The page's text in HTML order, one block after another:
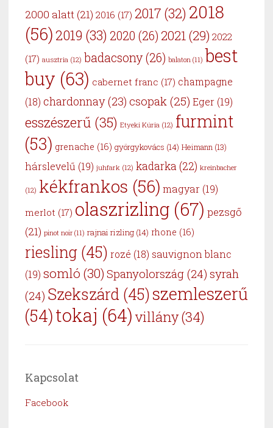
2000 alatt (21) 2016 (17) 2017 (32) 2018
(56)2019 (33) 2020 (26) 2021(29) 2022
(17) ausztria (12) badacsony (26) balaton (11) best
buy (63) cabernet franc (17) champagne
(18) chardonnay(23) csopak (25) Eger (19)
esszészerű (35) Etyeki Kúria (12) furmint
(53) grenache (16) györgykovács (14) Heimann (13)
hárslevelű (19) juhfark (12) kadarka (22) kreinbacher
(12) kékfrankos (56) magyar (19)
merlot (17) olaszrizling (67) pezsgő
(21) pinot noir (11) rajnai rizling (14) rhone (16)
riesling (45) rozé (18) sauvignon blanc
(19) somló (30) Spanyolország (24) syrah
(24) Szekszárd (45)szemleszerű
(54)tokaj (64) villány(34)
Kapcsolat
Facebook